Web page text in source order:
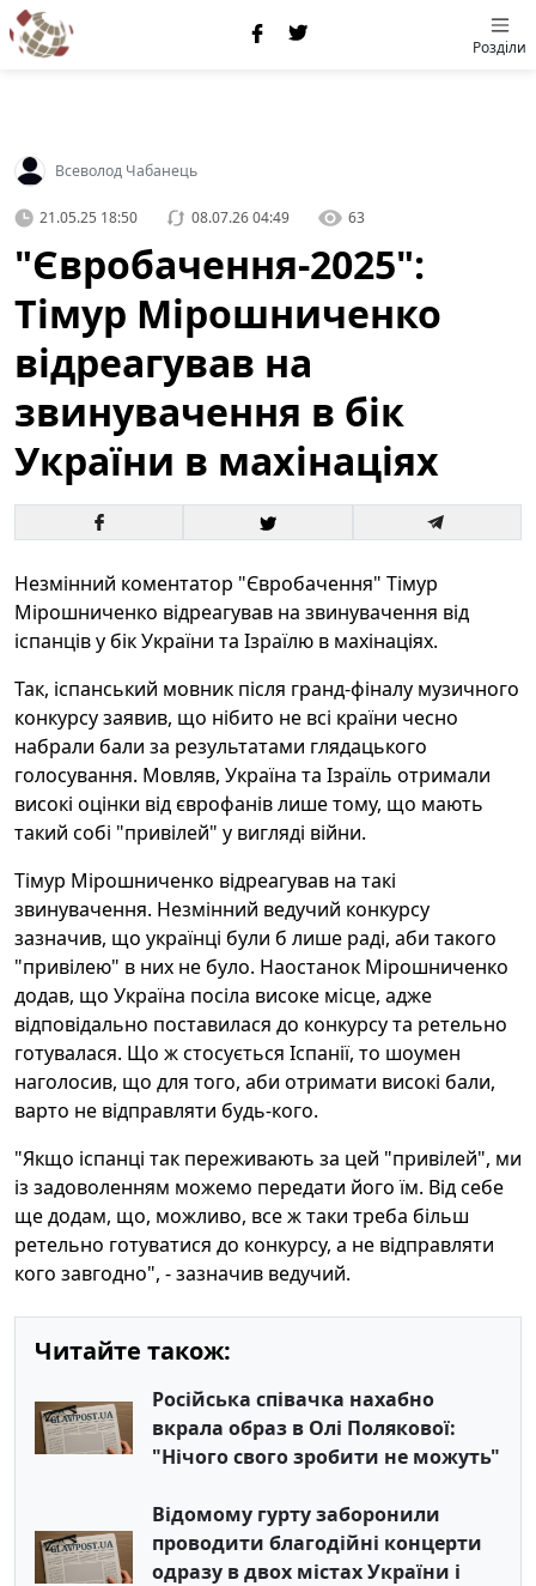
Розділи
Всеволод Чабанець
21.05.25 18:50 08.07.26 04:49 63
"Євробачення-2025":
Тімур Мірошниченко
відреагував на
звинувачення в бік
України в махінаціях
Незмінний коментатор "Євробачення" Тімур
Мірошниченко відреагував на звинувачення від
іспанців у бік України та Ізраїлю в махінаціях.
Так, іспанський мовник після гранд-фіналу музичного
конкурсу заявив, що нібито не всі країни чесно
набрали бали за результатами глядацького
голосування. Мовляв, Україна та Ізраїль отримали
високі оцінки від єврофанів лише тому, що мають
такий собі "привілей" у вигляді війни.
Тімур Мірошниченко відреагував на такі
звинувачення. Незмінний ведучий конкурсу
зазначив, що українці були б лише раді, аби такого
"привілею" в них не було. Наостанок Мірошниченко
додав, що Україна посіла високе місце, адже
відповідально поставилася до конкурсу та ретельно
готувалася. Що ж стосується Іспанії, то шоумен
наголосив, що для того, аби отримати високі бали,
варто не відправляти будь-кого.
"Якщо іспанці так переживають за цей "привілей", ми
із задоволенням можемо передати його їм. Від себе
ще додам, що, можливо, все ж таки треба більш
ретельно готуватися до конкурсу, а не відправляти
кого завгодно", - зазначив ведучий.
Читайте також:
Російська співачка нахабно
вкрала образ в Олі Полякової:
"Нічого свого зробити не можуть"
Відомому гурту заборонили
проводити благодійні концерти
одразу в двох містах України і